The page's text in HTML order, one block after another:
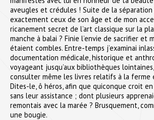
aveugles et crédules ! Suite de la séparation
exactement ceux de son âge et de mon
ricanement secret de l’art classique sur la
manche à balai ? Finie l’envie de sacrifier et
étaient combles. Entre-temps j’examinai
documentation médicale, historique et
voyageant jusqu’aux bibliothèques
consulter même les livres relatifs à la ferme
Dites-le, ô héros, afin que quiconque croit
sans leur assistance ; dont plusieurs
remontais avec la marée ? Brusquement,
une bougie.